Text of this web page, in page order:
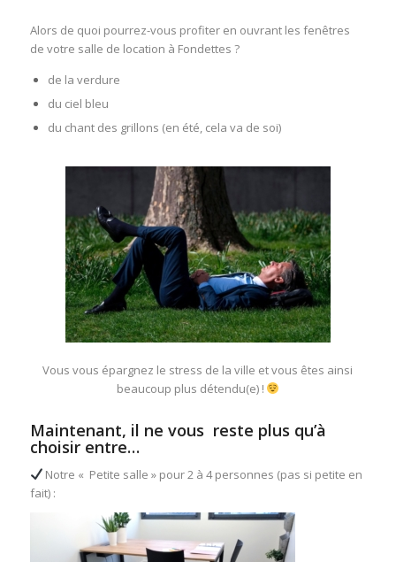
Alors de quoi pourrez-vous profiter en ouvrant les fenêtres
de votre salle de location à Fondettes ?
de la verdure
du ciel bleu
du chant des grillons (en été, cela va de soi)
Vous vous épargnez le stress de la ville et vous êtes ainsi
beaucoup plus détendu(e) !
Maintenant, il ne vous reste plus qu’à
choisir entre…
Notre « Petite salle » pour 2 à 4 personnes (pas si petite en
fait) :